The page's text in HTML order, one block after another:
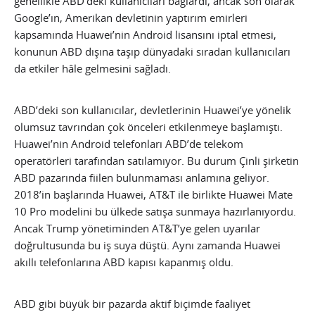
Google’ın, Amerikan devletinin yaptırım emirleri
kapsamında Huawei’nin Android lisansını iptal etmesi,
konunun ABD dışına taşıp dünyadaki sıradan kullanıcıları
da etkiler hâle gelmesini sağladı.
ABD’deki son kullanıcılar, devletlerinin Huawei’ye yönelik
olumsuz tavrından çok önceleri etkilenmeye başlamıştı.
Huawei’nin Android telefonları ABD’de telekom
operatörleri tarafından satılamıyor. Bu durum Çinli şirketin
ABD pazarında fiilen bulunmaması anlamına geliyor.
2018’in başlarında Huawei, AT&T ile birlikte Huawei Mate
10 Pro modelini bu ülkede satışa sunmaya hazırlanıyordu.
Ancak Trump yönetiminden AT&T’ye gelen uyarılar
doğrultusunda bu iş suya düştü. Aynı zamanda Huawei
akıllı telefonlarına ABD kapısı kapanmış oldu.
ABD gibi büyük bir pazarda aktif biçimde faaliyet